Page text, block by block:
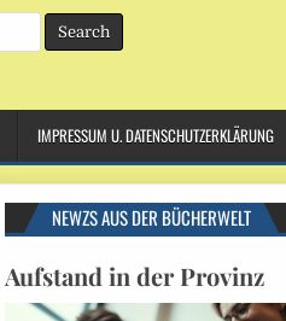
IMPRESSUM U. DATENSCHUTZERKLÄRUNG
NEWZS AUS DER BÜCHERWELT
Aufstand in der Provinz